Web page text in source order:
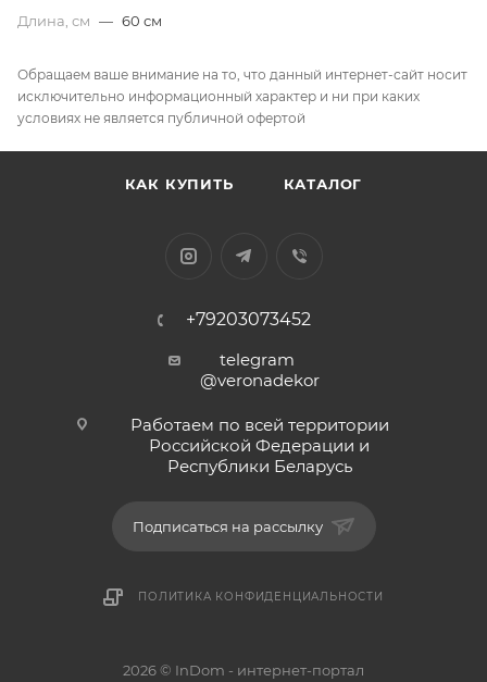
Длина, см — 60 см
Обращаем ваше внимание на то, что данный интернет-сайт носит
исключительно информационный характер и ни при каких
условиях не является публичной офертой
КАК КУПИТЬ КАТАЛОГ
+79203073452
telegram
@veronadekor
Работаем по всей территории
Российской Федерации и
Республики Беларусь
Подписаться на рассылку
ПОЛИТИКА КОНФИДЕНЦИАЛЬНОСТИ
2026 © InDom - интернет-портал